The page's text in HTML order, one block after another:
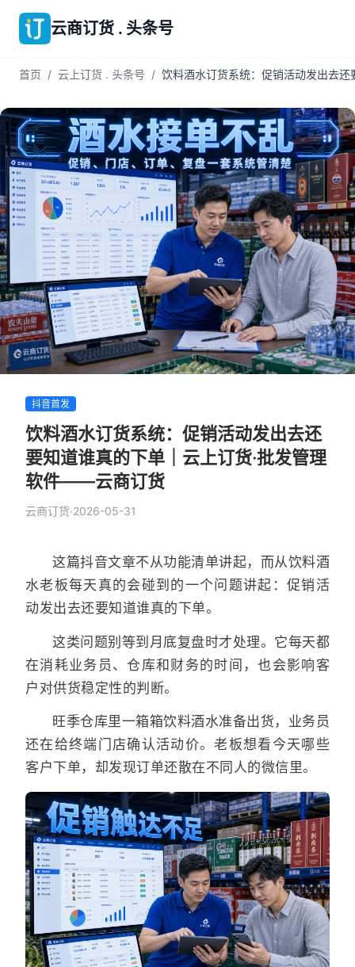
云商订货 . 头条号
首页 / 云上订货 . 头条号 / 饮料酒水订货系统：促销活动发出去
抖音首发
饮料酒水订货系统：促销活动发出去还
要知道谁真的下单｜云上订货·批发管理
软件——云商订货
云商订货·2026-05-31
这篇抖音文章不从功能清单讲起，而从饮料酒
水老板每天真的会碰到的一个问题讲起：促销活
动发出去还要知道谁真的下单。
这类问题别等到月底复盘时才处理。它每天都
在消耗业务员、仓库和财务的时间，也会影响客
户对供货稳定性的判断。
旺季仓库里一箱箱饮料酒水准备出货，业务员
还在给终端门店确认活动价。老板想看今天哪些
客户下单，却发现订单还散在不同人的微信里。